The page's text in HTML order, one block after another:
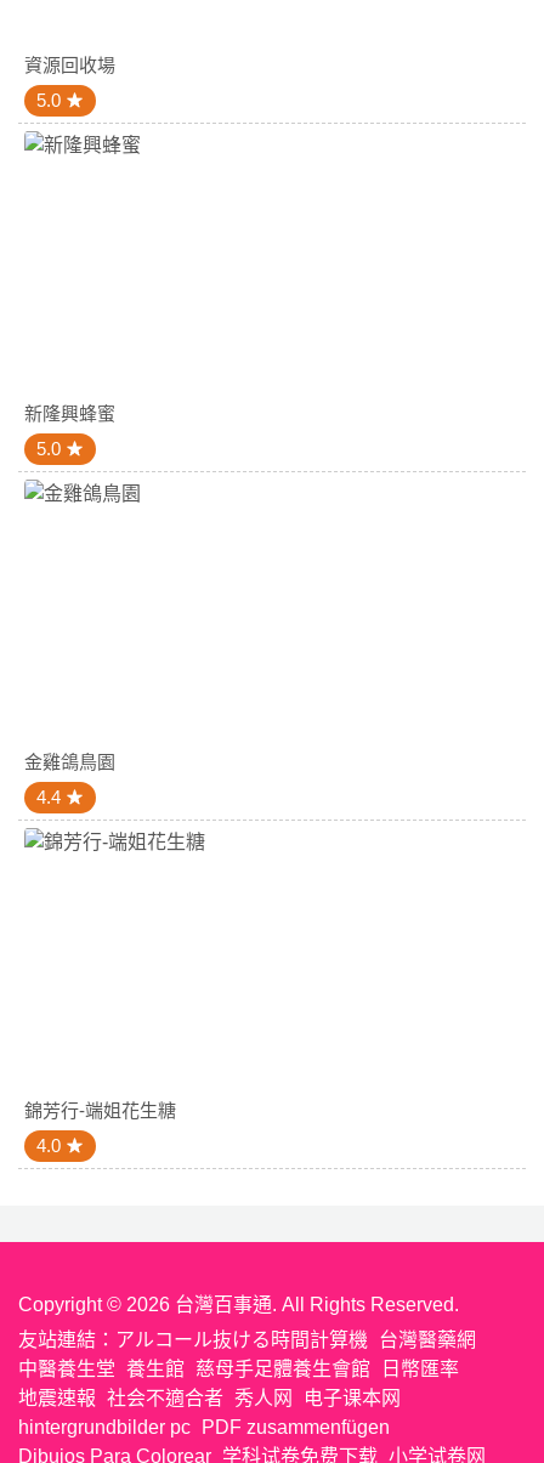
資源回收場
5.0
新隆興蜂蜜
5.0
金雞鴿鳥園
4.4
錦芳行-端姐花生糖
4.0
Copyright © 2026 台灣百事通. All Rights Reserved.
友站連結： アルコール抜ける時間計算機
台灣醫藥網
中醫養生堂 養生館 慈母手足體養生會館
日幣匯率
地震速報 社会不適合者 秀人网
电子课本网
hintergrundbilder pc
PDF zusammenfügen
Dibujos Para Colorear 学科试卷免费下载 小学试卷网